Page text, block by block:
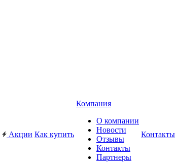
Акции Как купить
Компания
О компании
Новости
Отзывы
Контакты
Партнеры
Контакты